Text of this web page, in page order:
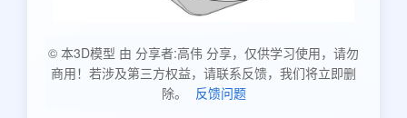
© 本3D模型 由 分享者:高伟 分享，仅供学习使用，请勿
商用！若涉及第三方权益，请联系反馈，我们将立即删
除。
反馈问题